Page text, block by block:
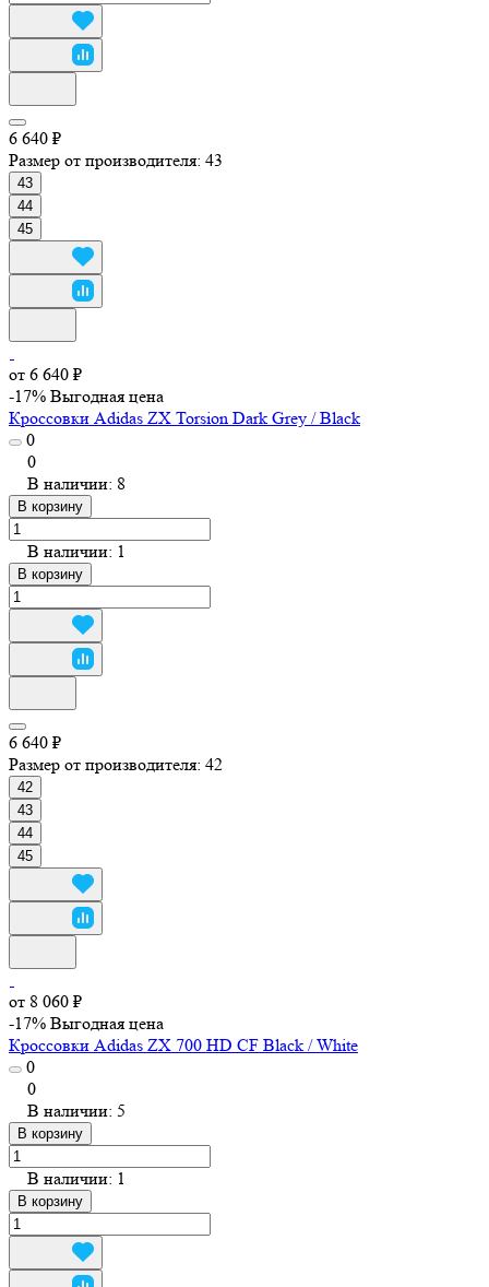
6 640 ₽
Размер от производителя: 43
43
44
45
от 6 640 ₽
-17% Выгодная цена
Кроссовки Adidas ZX Torsion Dark Grey / Black
0
0
В наличии: 8
В корзину
В наличии: 1
В корзину
6 640 ₽
Размер от производителя: 42
42
43
44
45
от 8 060 ₽
-17% Выгодная цена
Кроссовки Adidas ZX 700 HD CF Black / White
0
0
В наличии: 5
В корзину
В наличии: 1
В корзину